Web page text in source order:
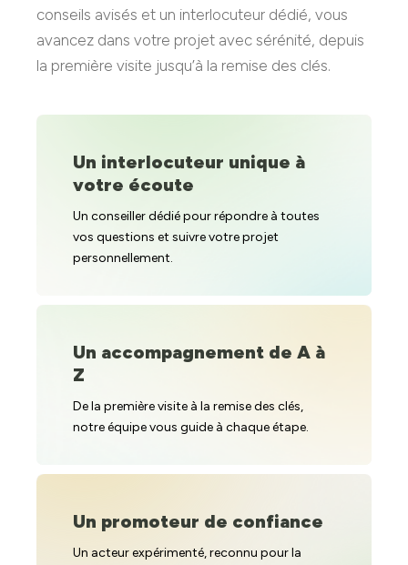
conseils avisés et un interlocuteur dédié, vous
avancez dans votre projet avec sérénité, depuis
la première visite jusqu’à la remise des clés.
Un interlocuteur unique à
votre écoute
Un conseiller dédié pour répondre à toutes
vos questions et suivre votre projet
personnellement.
Un accompagnement de A à
Z
De la première visite à la remise des clés,
notre équipe vous guide à chaque étape.
Un promoteur de confiance
Un acteur expérimenté, reconnu pour la